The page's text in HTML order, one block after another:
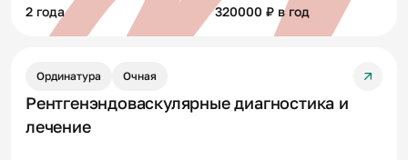
2 года 320000 ₽ в год
Ординатура Очная
Рентгенэндоваскулярные диагностика и
лечение